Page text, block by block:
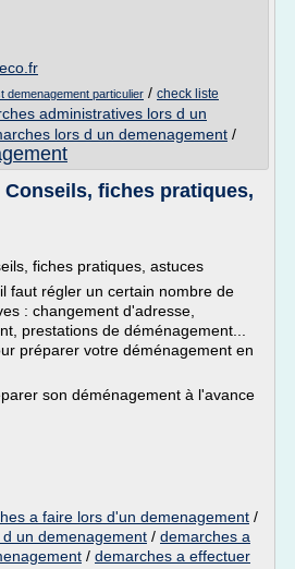
demenagement particulier / check liste
administratives lors d un
lors d un demenagement /
Conseils, fiches pratiques,
fiches pratiques, astuces
faut régler un certain nombre de
: changement d'adresse,
prestations de déménagement...
préparer votre déménagement en
son déménagement à l'avance
a faire lors d'un demenagement /
un demenagement / demarches a
/ demarches a effectuer